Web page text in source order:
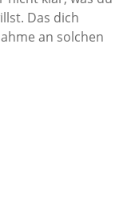
Das dich
an solchen